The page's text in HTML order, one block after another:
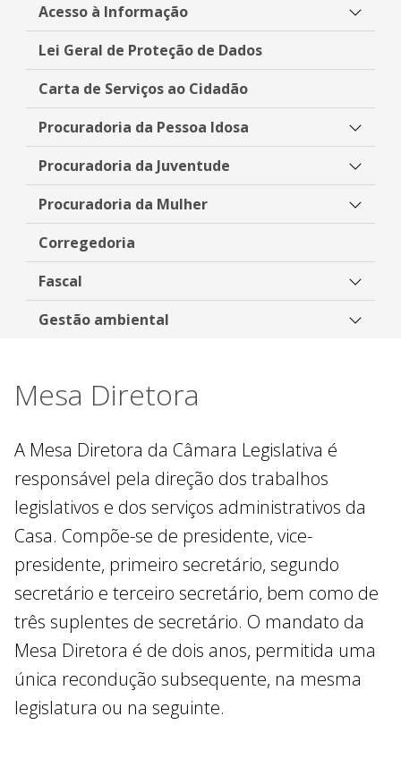
Acesso à Informação
Lei Geral de Proteção de Dados
Carta de Serviços ao Cidadão
Procuradoria da Pessoa Idosa
Procuradoria da Juventude
Procuradoria da Mulher
Corregedoria
Fascal
Gestão ambiental
Mesa Diretora
A Mesa Diretora da Câmara Legislativa é
responsável pela direção dos trabalhos
legislativos e dos serviços administrativos da
Casa. Compõe-se de presidente, vice-
presidente, primeiro secretário, segundo
secretário e terceiro secretário, bem como de
três suplentes de secretário. O mandato da
Mesa Diretora é de dois anos, permitida uma
única recondução subsequente, na mesma
legislatura ou na seguinte.